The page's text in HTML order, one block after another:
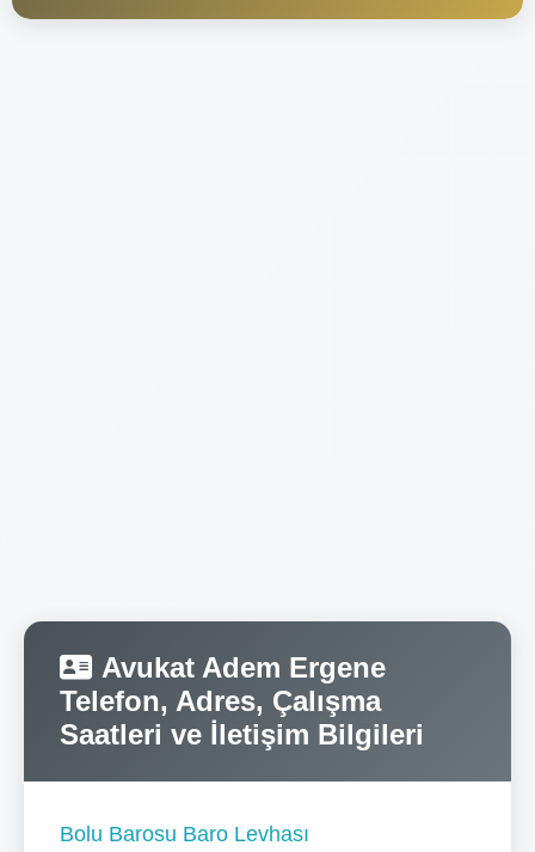
Avukat Adem Ergene
Telefon, Adres, Çalışma
Saatleri ve İletişim Bilgileri
Bolu Barosu Baro Levhası